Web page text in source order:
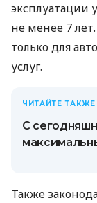
эксплуатации
не менее 7
только для
услуг.
ЧИТАЙТЕ ТАКЖЕ
С
Также